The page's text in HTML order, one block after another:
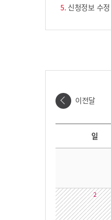
신청정보 수
이전달
날짜선택
일
2